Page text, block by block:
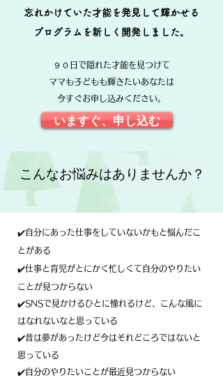
９０日で隠れた才能を見つけて
ママも子どもも輝きたいあなたは
今すぐお申し込みください。
いますぐ、申し込む
​忘れかけていた才能を発見して輝かせる
プログラムを新しく開発しました。
​こんなお悩みはありませんか？
✔️自分にあった仕事をしていないかもと悩んだこ
とがある
✔️仕事と育児がとにかく忙しくて自分のやりたい
ことが見つからない
✔️SNSで見かけるひとに憧れるけど、こんな風に
はなれないなと思っている
✔️昔は夢があったけど今はそれどころではないと
思っている
✔️自分のやりたいことが最近見つからない